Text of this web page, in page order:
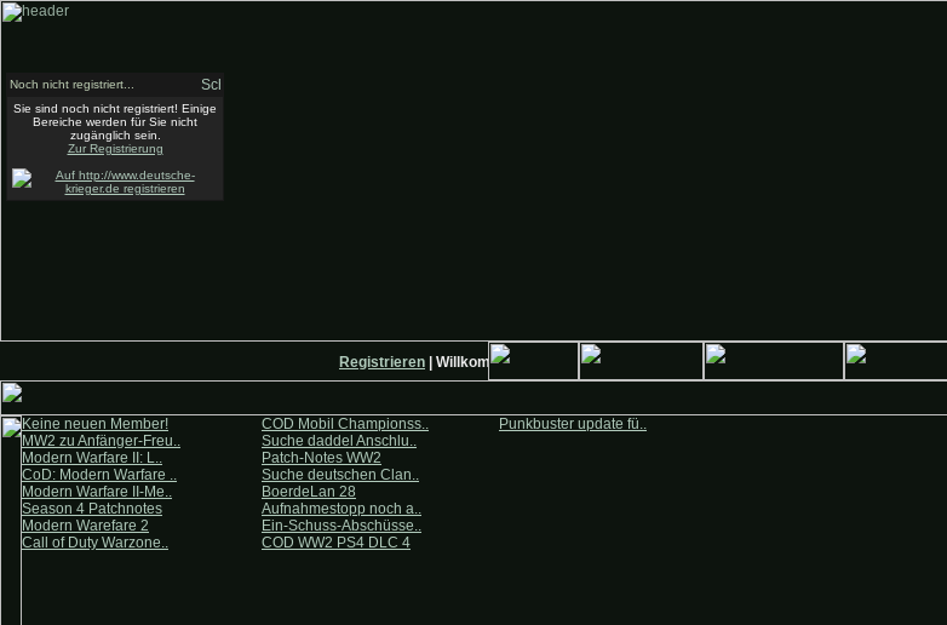
Registrieren| Willkommen auf Deutsche-Krieger.de
Keine neuen Member!
MW2 zu Anfänger-Freu..
Modern Warfare II: L..
CoD: Modern Warfare ..
Modern Warfare II-Me..
Season 4 Patchnotes
Modern Warefare 2
Call of Duty Warzone..
COD Mobil Championss..
Suche daddel Anschlu..
Patch-Notes WW2
Suche deutschen Clan..
BoerdeLan 28
Aufnahmestopp noch a..
Ein-Schuss-Abschüsse..
COD WW2 PS4 DLC 4
Punkbuster update fü..
Noch nicht registriert...
Sie sind noch nicht registriert! Einige
Bereiche werden für Sie nicht
zugänglich sein.
Zur Registrierung